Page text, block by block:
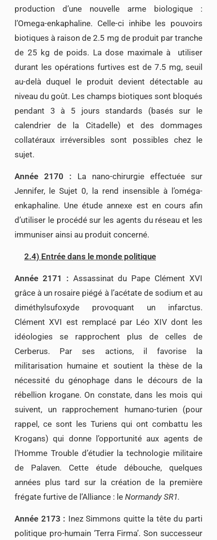
production d’une nouvelle arme biologique :
l’Omega-enkaphaline. Celle-ci inhibe les pouvoirs
biotiques à raison de 2.5 mg de produit par tranche
de 25 kg de poids. La dose maximale à utiliser
durant les opérations furtives est de 7.5 mg, seuil
au-delà duquel le produit devient détectable au
niveau du goût. Les champs biotiques sont bloqués
pendant 3 à 5 jours standards (basés sur le
calendrier de la Citadelle) et des dommages
collatéraux irréversibles sont possibles chez le
sujet.
Année 2170 : La nano-chirurgie effectuée sur
Jennifer, le Sujet 0, la rend insensible à l’oméga-
enkaphaline. Une étude annexe est en cours afin
d’utiliser le procédé sur les agents du réseau et les
immuniser ainsi au produit concerné.
2.4) Entrée dans le monde politique
Année 2171 : Assassinat du Pape Clément XVI
grâce à un rosaire piégé à l’acétate de sodium et au
diméthylsufoxyde provoquant un infarctus.
Clément XVI est remplacé par Léo XIV dont les
idéologies se rapprochent plus de celles de
Cerberus. Par ses actions, il favorise la
militarisation humaine et soutient la thèse de la
nécessité du génophage dans le décours de la
rébellion krogane. On constate, dans les mois qui
suivent, un rapprochement humano-turien (pour
rappel, ce sont les Turiens qui ont combattu les
Krogans) qui donne l’opportunité aux agents de
l’Homme Trouble d’étudier la technologie militaire
de Palaven. Cette étude débouche, quelques
années plus tard sur la création de la première
frégate furtive de l’Alliance : le Normandy SR1.
Année 2173 : Inez Simmons quitte la tête du parti
politique pro-humain ‘Terra Firma’. Son successeur